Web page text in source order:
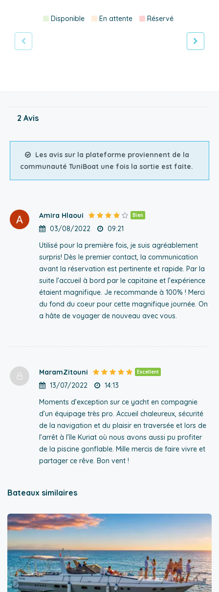
Disponible En attente Réservé
2 Avis
Les avis sur la plateforme proviennent de la
communauté TuniBoat une fois la sortie est faite.
Amira Hlaoui Bien
03/08/2022
09:21
Utilisé pour la première fois, je suis agréablement
surpris! Dès le premier contact, la communication
avant la réservation est pertinente et rapide. Par la
suite l’accueil à bord par le capitaine et l’expérience
étaient magnifique. Je recommande à 100% ! Merci
du fond du coeur pour cette magnifique journée. On
a hâte de voyager de nouveau avec vous.
MaramZitouni Excellent
13/07/2022
14:13
Moments d’exception sur ce yacht en compagnie
d’un équipage très pro. Accueil chaleureux, sécurité
de la navigation et du plaisir en traversée et lors de
l’arrêt à l’île Kuriat où nous avons aussi pu profiter
de la piscine gonflable. Mille mercis de faire vivre et
partager ce rêve. Bon vent !
Bateaux similaires